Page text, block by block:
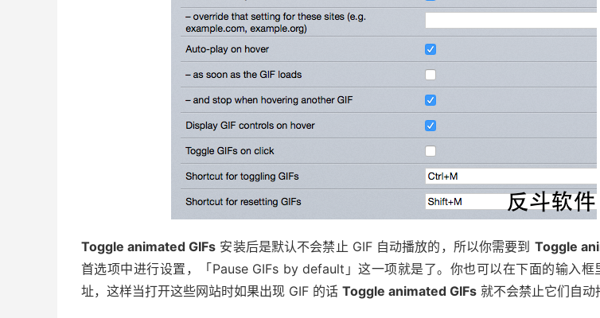
Toggle animated GIFs 安装后是默认不会禁止 GIF 自动播放的，所以你需要到 Toggle
首选项中进行设置，「Pause GIFs by default」这一项就是了。你也可以在下面的输入框
址，这样当打开这些网站时如果出现 GIF 的话 Toggle animated GIFs 就不会禁止它们自动